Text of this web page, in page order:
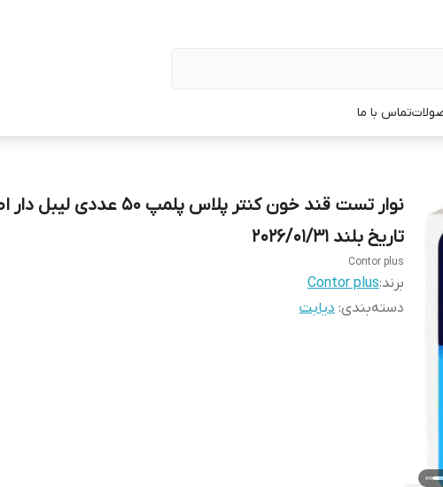
تماس با ما
نوار تست قند خون کنتر پلاس پلمپ 50 عددی
تاریخ بلند 2026/01/31
Contor plus
برند:Contor plus
دسته‌بندی: دیابت